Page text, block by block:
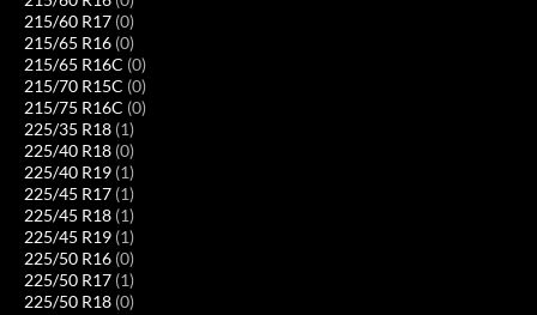
215/60 R17 (0)
215/65 R16 (0)
215/65 R16C (0)
215/70 R15C (0)
215/75 R16C (0)
225/35 R18 (1)
225/40 R18 (0)
225/40 R19 (1)
225/45 R17 (1)
225/45 R18 (1)
225/45 R19 (1)
225/50 R16 (0)
225/50 R17 (1)
225/50 R18 (0)